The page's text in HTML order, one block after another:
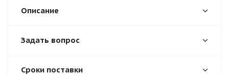
Описание
Задать вопрос
Сроки поставки